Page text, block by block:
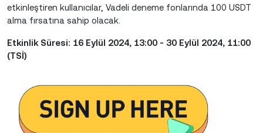
etkinleştiren kullanıcılar, Vadeli deneme fonlarında 100 USDT
alma fırsatına sahip olacak.
Etkinlik Süresi: 16 Eylül 2024, 13:00 - 30 Eylül 2024, 11:00
(TSİ)